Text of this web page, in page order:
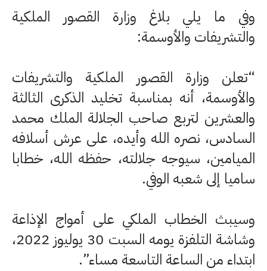
وفي ما يلي بلاغ وزارة القصور الملكية
والتشريفات والأوسمة:
“تعلن وزارة القصور الملكية والتشريفات
والأوسمة، أنه بمناسبة تخليد الذكرى الثالثة
والعشرين لتربع صاحب الجلالة الملك محمد
السادس، نصره الله وأيده، على عرش أسلافه
الميامين، سيوجه جلالته، حفظه الله، خطابا
ساميا إلى شعبه الوفي.
وسيبث الخطاب الملكي على أمواج الإذاعة
وشاشة التلفزة يومه السبت 30 يوليوز 2022،
ابتداء من الساعة التاسعة مساء”.